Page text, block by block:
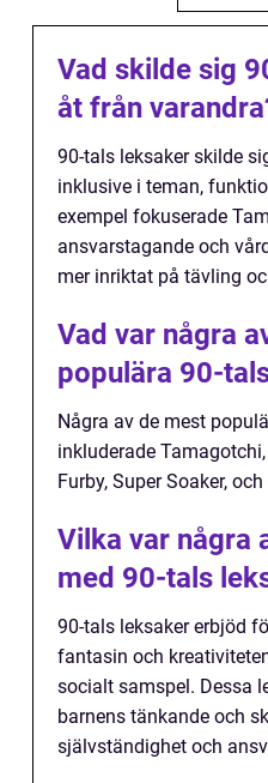
Vad skilde sig
åt från
90-tals leksaker skilde
inklusive i teman,
exempel fokuserade
ansvarstagande och
mer inriktat på tävling
Vad var några
populära 90-
Några av de mest
inkluderade
Furby, Super Soaker,
Vilka var några
med 90-tals
90-tals leksaker erbjöd
fantasin och
socialt samspel. Dessa
barnens tänkande och
självständighet och